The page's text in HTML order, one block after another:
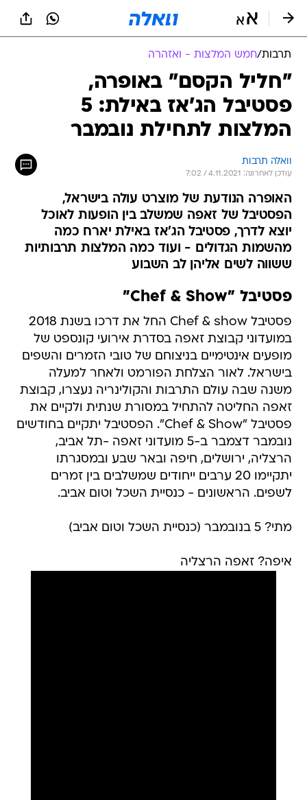
תרבות/חמש המלצות - ואזהרה
"חליל הקסם" באופרה,
פסטיבל הג'אז באילת: 5
המלצות לתחילת נובמבר
וואלה תרבות
עודכן לאחרונה: 4.11.2021 / 7:02
האופרה הנודעת של מוצרט עולה בישראל,
הפסטיבל של זאפה שמשלב בין הופעות לאוכל
יוצא לדרך, פסטיבל הג'אז באילת יארח כמה
מהשמות הגדולים - ועוד כמה המלצות תרבותיות
ששווה לשים אליהן לב השבוע
פסטיבל "Chef & Show"
פסטיבל Chef & show החל את דרכו בשנת 2018
במועדוני קבוצת זאפה בסדרת אירועי קונספט של
מופעים אינטימיים בניצוחם של טובי הזמרים והשפים
בישראל. לאור הצלחת הפורמט ולאחר למעלה
משנה שבה עולם התרבות והקולינריה נעצרו, קבוצת
זאפה החליטה להתחיל במסורת שנתית ולקיים את
פסטיבל "Chef & Show". הפסטיבל יתקיים בחודשים
נובמבר דצמבר ב-5 מועדוני זאפה -תל אביב,
הרצליה, ירושלים, חיפה ובאר שבע ובמסגרתו
יתקיימו 20 ערבים ייחודים שמשלבים בין זמרים
לשפים. הראשונים - כנסיית השכל וטום אביב.
מתי? 5 בנובמבר (כנסיית השכל וטום אביב)
איפה? זאפה הרצליה